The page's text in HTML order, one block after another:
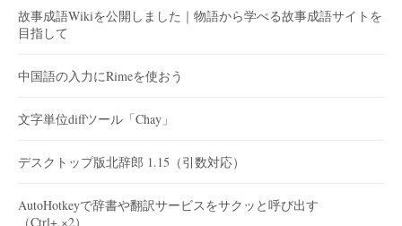
故事成語Wikiを公開しました｜物語から学べる故事成語サイトを
目指して
中国語の入力にRimeを使おう
文字単位diffツール「Chay」
デスクトップ版北辞郎 1.15（引数対応）
AutoHotkeyで辞書や翻訳サービスをサクッと呼び出す
（Ctrl+,×2）